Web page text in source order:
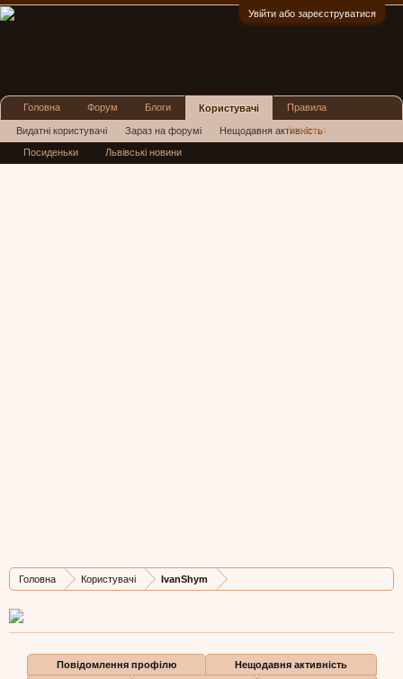
Увійти або зареєструватися
Головна Користувачі IvanShym
Дописів
181
Карма
67
Бали
28
Повідомлення профілю
Нещодавня активність
Головна Форум Блоги Користувачі
Видатні користувачі Зараз на форумі Нещодавня активність
Нові повідомлення профілю
Правила
Реклама
Посиденьки Львівські новини